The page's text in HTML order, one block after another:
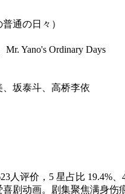
通の日々）
Yano's Ordinary Days
坂泰斗、高桥李依
人评价，5 星占比 19.4%
剧动画。剧集聚焦满身